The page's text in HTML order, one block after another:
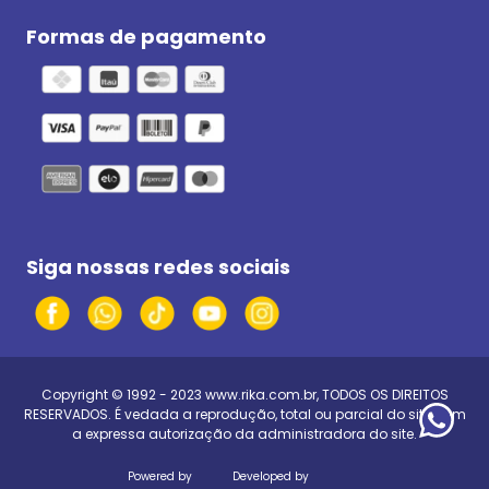
Formas de pagamento
Siga nossas redes sociais
Copyright © 1992 - 2023 www.rika.com.br, TODOS OS DIREITOS
RESERVADOS. É vedada a reprodução, total ou parcial do site, sem
a expressa autorização da administradora do site.
Powered by Developed by